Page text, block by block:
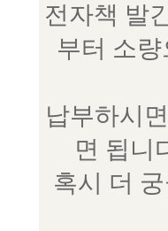
전자책 발
부터 소
납부하시
면 됩니
혹시 더